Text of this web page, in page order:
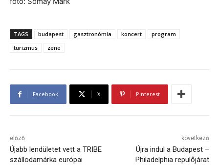
TAGS budapest gasztronómia koncert
program
turizmus
zene
Facebook X Pinterest
előző
Újabb lendületet vett a TRIBE
szállodamárka európai
következő
Újra indul a Budapest –
Philadelphia repülőjárat